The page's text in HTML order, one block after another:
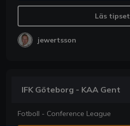
Läs tipset
jewertsson
IFK Göteborg - KAA Gent
Fotboll - Conference League